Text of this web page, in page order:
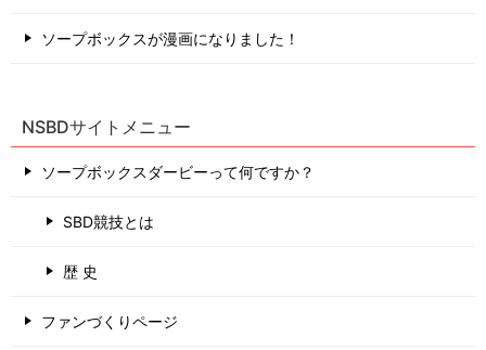
ソープボックスが漫画になりました！
NSBDサイトメニュー
ソープボックスダービーって何ですか？
SBD競技とは
歴 史
ファンづくりページ